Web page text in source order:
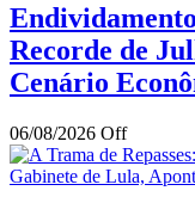
Recorde de
Cenário
06/08/2026 Off